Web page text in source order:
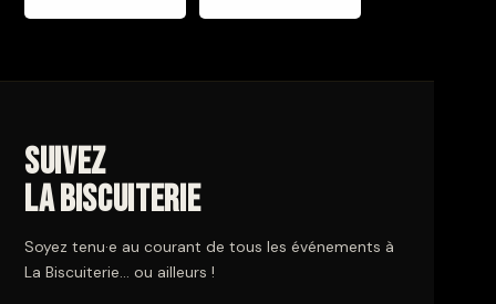
Suivez
La Biscuiterie
Soyez tenu·e au courant de tous les événements à
La Biscuiterie… ou ailleurs !